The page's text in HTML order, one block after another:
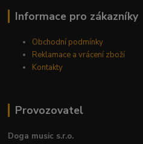
Informace pro zákazníky
Obchodní podmínky
Reklamace a vrácení zboží
Kontakty
Provozovatel
Doga music s.r.o.